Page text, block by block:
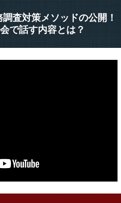
査対策メソッドの公開！
で話す内容とは？